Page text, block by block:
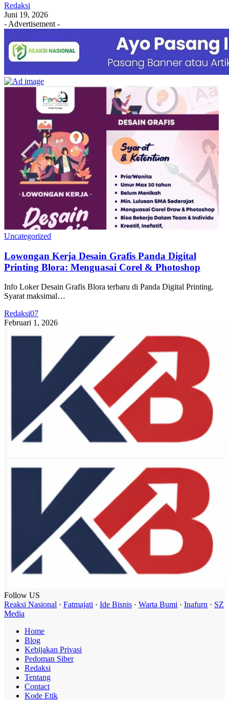
Redaksi
Juni 19, 2026
- Advertisement -
Uncategorized
Lowongan Kerja Desain Grafis Panda Digital
Printing Blora: Menguasai Corel & Photoshop
Info Loker Desain Grafis Blora terbaru di Panda Digital Printing.
Syarat maksimal…
Redaksi07
Februari 1, 2026
Follow US
Reaksi Nasional · Fatmajati · Ide Bisnis · Warta Bumi · Inafurn · SZ
Media
Home
Blog
Kebijakan Privasi
Pedoman Siber
Redaksi
Tentang
Contact
Kode Etik